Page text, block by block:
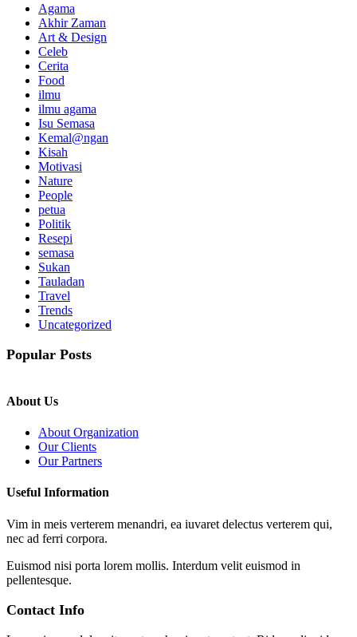
Agama
Akhir Zaman
Art & Design
Celeb
Cerita
Food
ilmu
ilmu agama
Isu Semasa
Kemal@ngan
Kisah
Motivasi
Nature
People
petua
Politik
Resepi
semasa
Sukan
Tauladan
Travel
Trends
Uncategorized
Popular Posts
About Us
About Organization
Our Clients
Our Partners
Useful Information
Vim in meis verterem menandri, ea iuvaret delectus verterem qui,
nec ad ferri corpora.
Euismod nisi porta lorem mollis. Interdum velit euismod in
pellentesque.
Contact Info